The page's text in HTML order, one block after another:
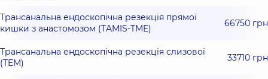
Трансанальна ендоскопічна резекція прямої
кишки з анастомозом (TAMIS-TME)
66750 грн
Трансанальна ендоскопічна резекція слизової
(TEM)
33710 грн